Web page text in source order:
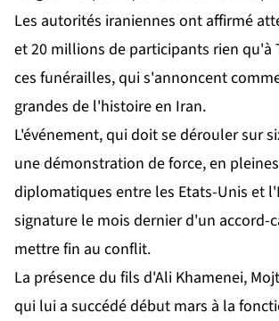
Les autorités iraniennes ont affirmé
et 20 millions de participants rien qu'à
ces funérailles, qui s'annoncent
grandes de l'histoire en Iran.
L'événement, qui doit se dérouler sur
une démonstration de force, en
diplomatiques entre les Etats-Unis et
signature le mois dernier d'un accord-
mettre fin au conflit.
La présence du fils d'Ali Khamenei,
qui lui a succédé début mars à la